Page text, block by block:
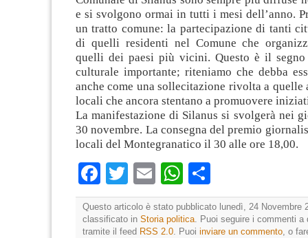
e si svolgono ormai in tutti i mesi dell’anno.
un tratto comune: la partecipazione di tanti
di quelli residenti nel Comune che
quelli dei paesi più vicini. Questo è il
culturale importante; riteniamo che debba
anche come una sollecitazione rivolta a
locali che ancora stentano a promuovere
La manifestazione di Silanus si svolgerà nei
30 novembre. La consegna del premio
locali del Montegranatico il 30 alle ore 18,00.
Facebook
TwitterEmailWhatsApp
Questo articolo è stato pubblicato lunedì, 24 Novembre
classificato in Storia politica. Puoi seguire i commenti a
tramite il feed RSS 2.0. Puoi inviare un commento, o